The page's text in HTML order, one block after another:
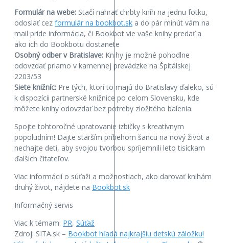
Formulár na webe: Stačí nahrať chrbty kníh na jednu fotku,
odoslať cez formulár na bookbot.sk a do pár minút vám na
mail príde informácia, či Bookbot vie vaše knihy predať a
ako ich do Bookbotu dostanete
Osobný odber v Bratislave: Knihy je možné pohodlne
odovzdať priamo v kamennej prevádzke na Špitálskej
2203/53
Siete knižníc: Pre tých, ktorí to majú do Bratislavy ďaleko, sú
k dispozícii partnerské knižnice po celom Slovensku, kde
môžete knihy odovzdať bez potreby zložitého balenia.
Spojte tohtoročné upratovanie izbičky s kreatívnym
popoludním! Dajte starším príbehom šancu na nový život a
nechajte deti, aby svojou tvorbou spríjemnili leto tisíckam
ďalších čitateľov.
Viac informácií o súťaži a možnostiach, ako darovať knihám
druhý život, nájdete na Bookbot.sk
Informačný servis
Viac k témam: PR, Súťaž
Zdroj: SITA.sk – Bookbot hľadá najkrajšiu detskú záložku!